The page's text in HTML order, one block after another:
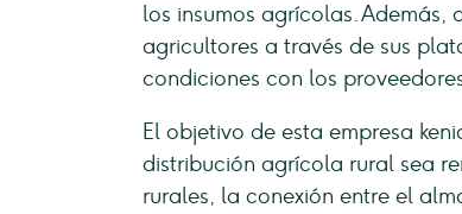
los insumos agrícolas.
agricultores a través de sus
condiciones con los
El objetivo de esta empresa
distribución agrícola rural sea
rurales, la conexión entre el